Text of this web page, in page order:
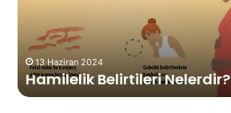
13 Haziran 2024
Hamilelik Belirtileri Nelerdir?